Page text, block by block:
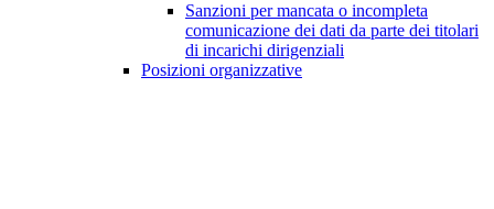
Sanzioni per mancata o incompleta
comunicazione dei dati da parte dei titolari
di incarichi dirigenziali
Posizioni organizzative